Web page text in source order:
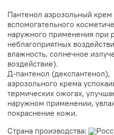
Пантенол аэрозольный крем
вспомогательного
наружного применения при
неблагоприятных
влажность, солнечное
воздействие).
Д-пантенол (декспантенол),
аэрозольного крема
термических ожогах,
наружном применении,
покраснение кожи.
Страна производства: